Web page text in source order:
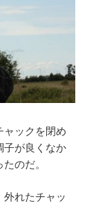
ャックを閉め
子が良くなか
のだ。
外れたチャッ